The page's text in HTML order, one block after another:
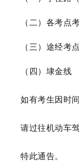
（二）各考点
（三）途经考
（四） 埭金线
如有考生因时
请过往机动车
特此通告。